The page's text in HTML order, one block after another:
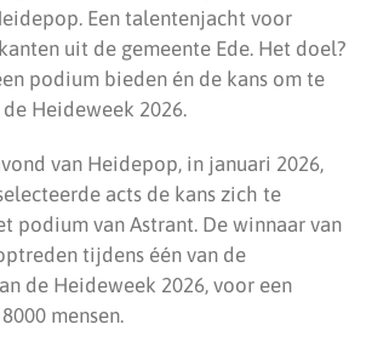
Een talentenjacht voor
uit de gemeente Ede. Het doel?
podium bieden én de kans om te
Heideweek 2026.
van Heidepop, in januari 2026,
acts de kans zich te
podium van Astrant. De winnaar van
tijdens één van de
de Heideweek 2026, voor een
mensen.